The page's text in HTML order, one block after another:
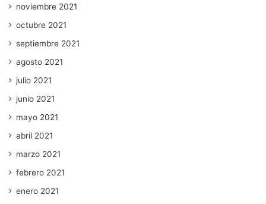
noviembre 2021
octubre 2021
septiembre 2021
agosto 2021
julio 2021
junio 2021
mayo 2021
abril 2021
marzo 2021
febrero 2021
enero 2021